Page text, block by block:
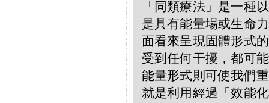
「同類療法」是一種
是具有能量場或生命
面看來呈現固體形式
受到任何干擾，都可
能量形式則可使我們
就是利用經過「效能